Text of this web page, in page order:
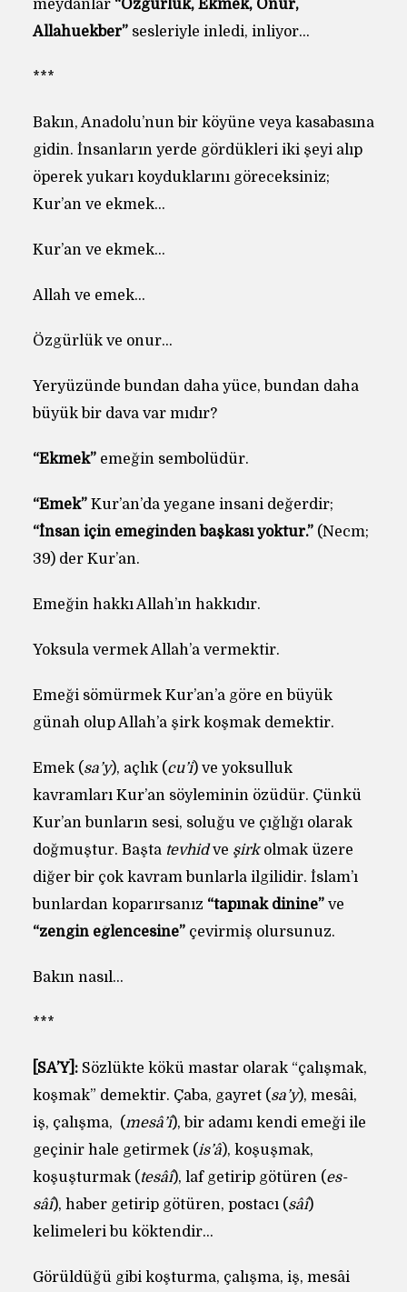
meydanlar “Özgürlük, Ekmek, Onur,
Allahuekber”sesleriyle inledi, inliyor…
***
Bakın, Anadolu’nun bir köyüne veya kasabasına
gidin. İnsanların yerde gördükleri iki şeyi alıp
öperek yukarı koyduklarını göreceksiniz;
Kur’an ve ekmek…
Kur’an ve ekmek…
Allah ve emek…
Özgürlük ve onur…
Yeryüzünde bundan daha yüce, bundan daha
büyük bir dava var mıdır?
“Ekmek”emeğin sembolüdür.
“Emek”Kur’an’da yegane insani değerdir;
“İnsan için emeğinden başkası yoktur.”(Necm;
39) der Kur’an.
Emeğin hakkı Allah’ın hakkıdır.
Yoksula vermek Allah’a vermektir.
Emeği sömürmek Kur’an’a göre en büyük
günah olup Allah’a şirk koşmak demektir.
Emek (sa’y), açlık (cu’i) ve yoksulluk
kavramları Kur’an söyleminin özüdür. Çünkü
Kur’an bunların sesi, soluğu ve çığlığı olarak
doğmuştur. Başta tevhidve şirkolmak üzere
diğer bir çok kavram bunlarla ilgilidir. İslam’ı
bunlardan koparırsanız “tapınak dinine”ve
“zengin eğlencesine”çevirmiş olursunuz.
Bakın nasıl…
***
[SA’Y]:Sözlükte kökü mastar olarak “çalışmak,
koşmak” demektir. Çaba, gayret (sa’y), mesâi,
iş, çalışma, (mesâ’î), bir adamı kendi emeği ile
geçinir hale getirmek (is’â), koşuşmak,
koşuşturmak ( tesâî), laf getirip götüren (es-
sâî), haber getirip götüren, postacı (sâî)
kelimeleri bu köktendir…
Görüldüğü gibi koşturma, çalışma, iş, mesâi